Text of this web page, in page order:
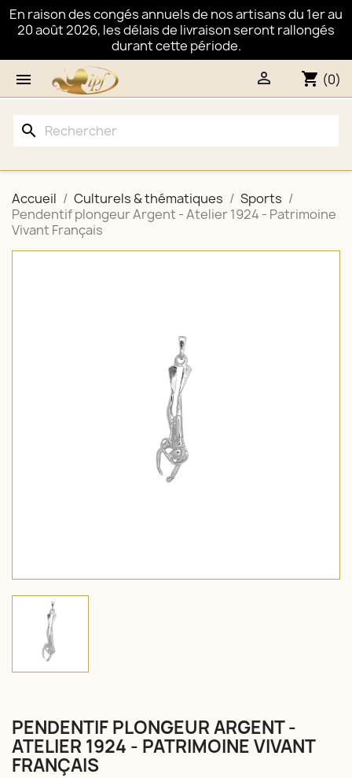
En raison des congés annuels de nos artisans du 1er au
20 août 2026, les délais de livraison seront rallongés
durant cette période.
 shopping_cart (0)

search
Accueil Culturels & thématiques
Sports
Pendentif plongeur Argent - Atelier 1924 - Patrimoine
Vivant Français
PENDENTIF PLONGEUR ARGENT -
ATELIER 1924 - PATRIMOINE VIVANT
FRANÇAIS